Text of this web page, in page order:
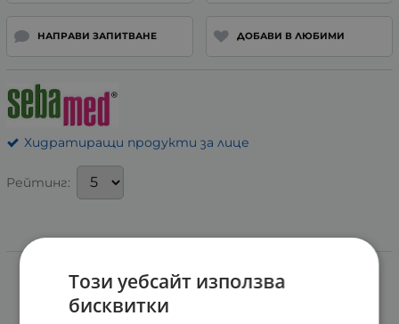
НАПРАВИ ЗАПИТВАНЕ ДОБАВИ В ЛЮБИМИ
Хидратиращи продукти за лице
Рейтинг:
СЕБА МЕД ОВЛАЖНЯВАЩ КРЕМ 50 мл.
Този уебсайт използва
бисквитки